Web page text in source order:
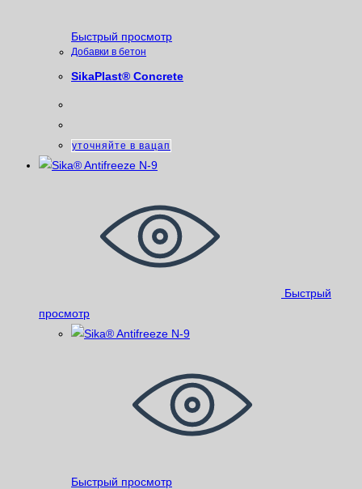
Быстрый просмотр
Добавки в бетон
SikaPlast® Concrete
уточняйте в вацап
Быстрый
просмотр
Быстрый просмотр